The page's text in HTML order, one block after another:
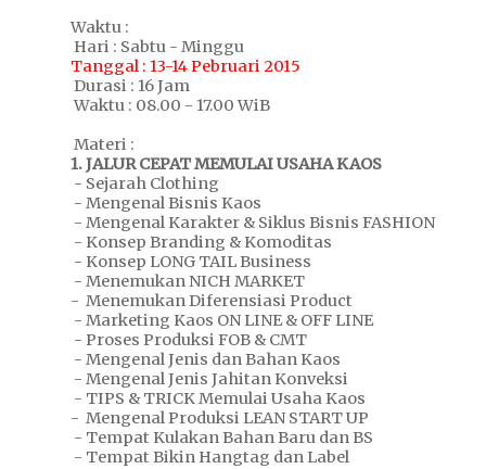
Waktu :
Hari : Sabtu - Minggu
Tanggal : 13-14 Pebruari 2015
Durasi : 16 Jam
Waktu : 08.00 - 17.00 WiB
Materi :
1. JALUR CEPAT MEMULAI USAHA KAOS
- Sejarah Clothing
- Mengenal Bisnis Kaos
- Mengenal Karakter & Siklus Bisnis FASHION
- Konsep Branding & Komoditas
- Konsep LONG TAIL Business
- Menemukan NICH MARKET
- Menemukan Diferensiasi Product
- Marketing Kaos ON LINE & OFF LINE
- Proses Produksi FOB & CMT
- Mengenal Jenis dan Bahan Kaos
- Mengenal Jenis Jahitan Konveksi
- TIPS & TRICK Memulai Usaha Kaos
- Mengenal Produksi LEAN START UP
- Tempat Kulakan Bahan Baru dan BS
- Tempat Bikin Hangtag dan Label